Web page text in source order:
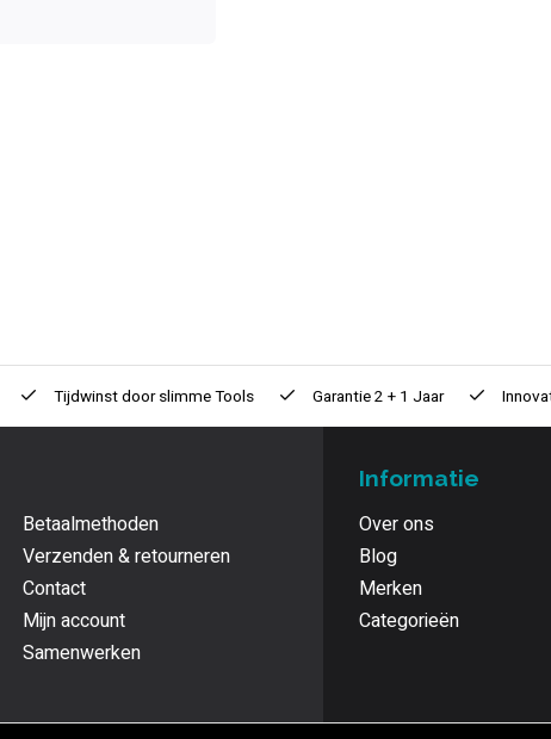
Tijdwinst doorslimme Tools Garantie2 + 1 Jaar
Betaalmethoden
Verzenden & retourneren
Contact
Mijn account
Samenwerken
Informatie
Over ons
Blog
Merken
Categorieën